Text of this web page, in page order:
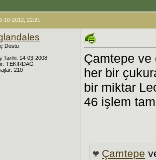
10-2012, 22:21
Dostu
Tarihi: 14-03-2008
TEKİRDAĞ
210
Çamtepe ve
her bir
bir miktar
46 işlem
Çamtepe